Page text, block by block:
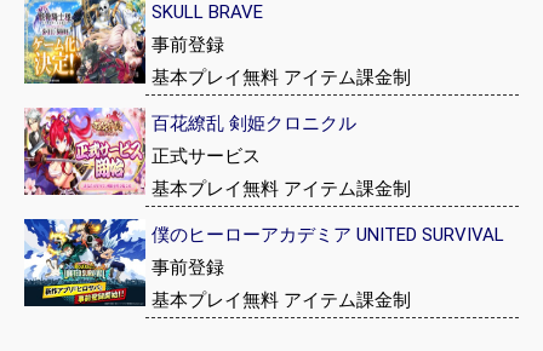
SKULL BRAVE
事前登録
基本プレイ無料 アイテム課金制
百花繚乱 剣姫クロニクル
正式サービス
基本プレイ無料 アイテム課金制
僕のヒーローアカデミア UNITED SURVIVAL
事前登録
基本プレイ無料 アイテム課金制